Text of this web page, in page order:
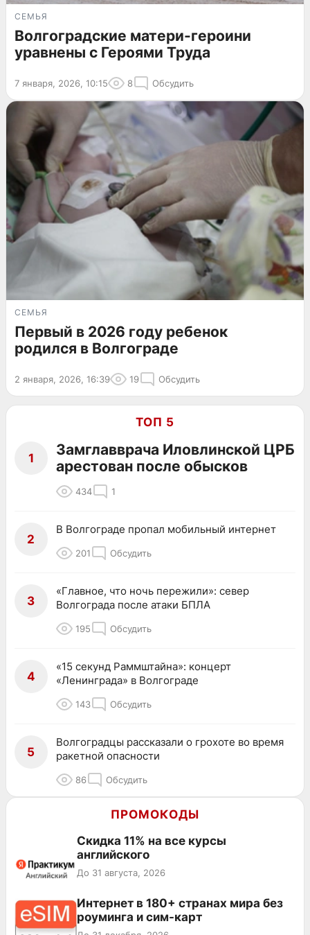
СЕМЬЯ
Волгоградские матери-героини
уравнены с Героями Труда
7 января, 2026, 10:15 8 Обсудить
СЕМЬЯ
Первый в 2026 году ребенок
родился в Волгограде
2 января, 2026, 16:39 19 Обсудить
ТОП 5
1
Замглавврача Иловлинской ЦРБ
арестован после обысков
434 1
2
В Волгограде пропал мобильный интернет
201 Обсудить
3
«Главное, что ночь пережили»: север
Волгограда после атаки БПЛА
195 Обсудить
4
«15 секунд Раммштайна»: концерт
«Ленинграда» в Волгограде
143 Обсудить
5
Волгоградцы рассказали о грохоте во время
ракетной опасности
86 Обсудить
ПРОМОКОДЫ
Скидка 11% на все курсы
английского
До 31 августа, 2026
Интернет в 180+ странах мира без
роуминга и сим-карт